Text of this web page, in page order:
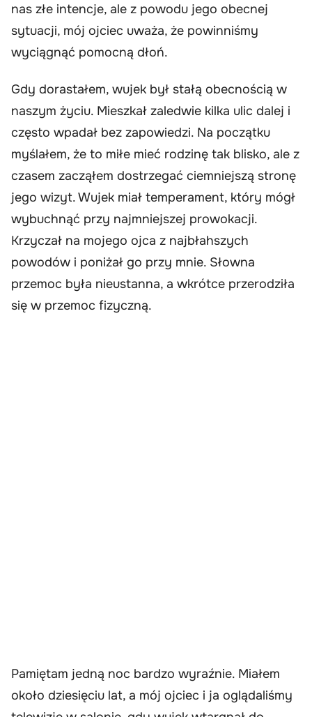
nas złe intencje, ale z powodu jego obecnej
sytuacji, mój ojciec uważa, że powinniśmy
wyciągnąć pomocną dłoń.
Gdy dorastałem, wujek był stałą obecnością w
naszym życiu. Mieszkał zaledwie kilka ulic dalej i
często wpadał bez zapowiedzi. Na początku
myślałem, że to miłe mieć rodzinę tak blisko, ale z
czasem zacząłem dostrzegać ciemniejszą stronę
jego wizyt. Wujek miał temperament, który mógł
wybuchnąć przy najmniejszej prowokacji.
Krzyczał na mojego ojca z najbłahszych
powodów i poniżał go przy mnie. Słowna
przemoc była nieustanna, a wkrótce przerodziła
się w przemoc fizyczną.
Pamiętam jedną noc bardzo wyraźnie. Miałem
około dziesięciu lat, a mój ojciec i ja oglądaliśmy